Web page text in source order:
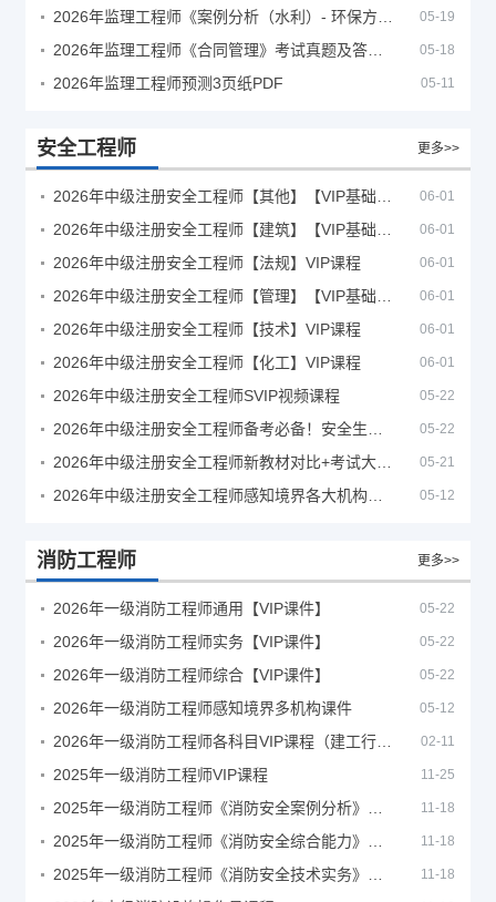
05-19
05-18
2026年监理工程师预测3页纸PDF 05-11
安全工程师 更多>>
06-01
06-01
2026年中级注册安全工程师【法规】VIP课程 06-01
06-01
2026年中级注册安全工程师【技术】VIP课程 06-01
2026年中级注册安全工程师【化工】VIP课程 06-01
2026年中级注册安全工程师SVIP视频课程 05-22
05-22
05-21
05-12
消防工程师 更多>>
2026年一级消防工程师通用【VIP课件】 05-22
2026年一级消防工程师实务【VIP课件】 05-22
2026年一级消防工程师综合【VIP课件】 05-22
2026年一级消防工程师感知境界多机构课件 05-12
02-11
2025年一级消防工程师VIP课程 11-25
11-18
11-18
11-18